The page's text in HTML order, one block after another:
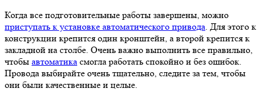
Когда все подготовительные работы завершены, можно
приступать к установке автоматического привода . Для этого к
конструкции крепится один кронштейн, а второй крепится к
закладной на столбе. Очень важно выполнить все правильно,
чтобы автоматика смогла работать спокойно и без ошибок.
Провода выбирайте очень тщательно, следите за тем, чтобы
они были качественные и целые.